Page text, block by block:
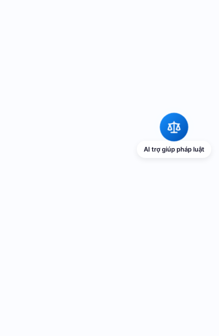
AI trợ giúp pháp luật